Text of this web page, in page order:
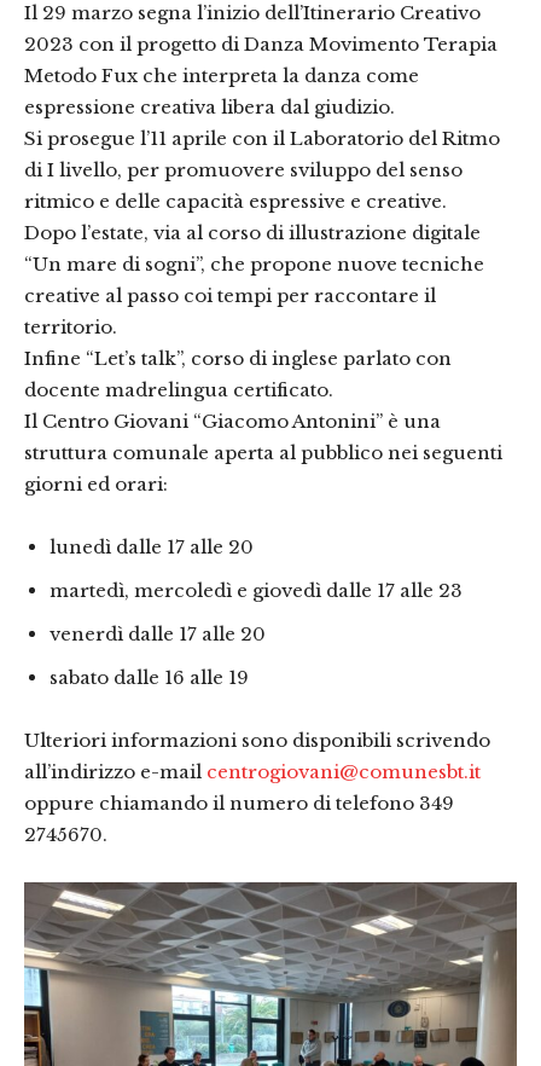
Il 29 marzo segna l’inizio dell’Itinerario Creativo
2023 con il progetto di Danza Movimento Terapia
Metodo Fux che interpreta la danza come
espressione creativa libera dal giudizio.
Si prosegue l’11 aprile con il Laboratorio del Ritmo
di I livello, per promuovere sviluppo del senso
ritmico e delle capacità espressive e creative.
Dopo l’estate, via al corso di illustrazione digitale
“Un mare di sogni”, che propone nuove tecniche
creative al passo coi tempi per raccontare il
territorio.
Infine “Let’s talk”, corso di inglese parlato con
docente madrelingua certificato.
Il Centro Giovani “Giacomo Antonini” è una
struttura comunale aperta al pubblico nei seguenti
giorni ed orari:
lunedì dalle 17 alle 20
martedì, mercoledì e giovedì dalle 17 alle 23
venerdì dalle 17 alle 20
sabato dalle 16 alle 19
Ulteriori informazioni sono disponibili scrivendo
all’indirizzo e-mail centrogiovani@comunesbt.it
oppure chiamando il numero di telefono 349
2745670.